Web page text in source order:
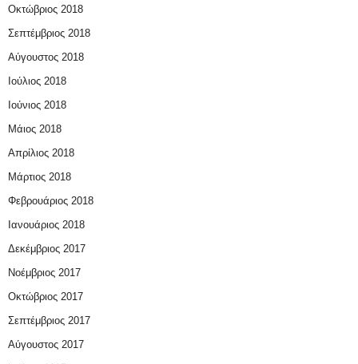
Οκτώβριος 2018
Σεπτέμβριος 2018
Αύγουστος 2018
Ιούλιος 2018
Ιούνιος 2018
Μάιος 2018
Απρίλιος 2018
Μάρτιος 2018
Φεβρουάριος 2018
Ιανουάριος 2018
Δεκέμβριος 2017
Νοέμβριος 2017
Οκτώβριος 2017
Σεπτέμβριος 2017
Αύγουστος 2017